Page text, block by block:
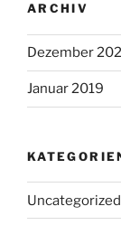
ARCHIV
Dezember
Januar 2019
Uncategorized